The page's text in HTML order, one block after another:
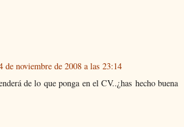
de noviembre de 2008 a las 23:14
de lo que ponga en el CV..¿has hecho buena